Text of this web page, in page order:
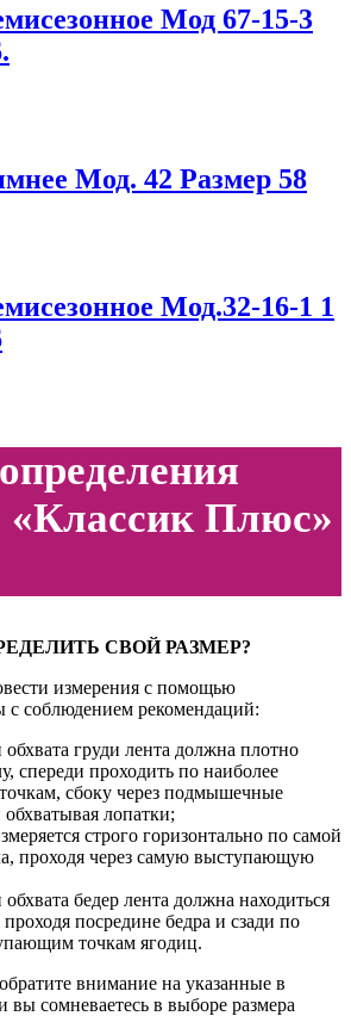
Мод 67-15-3
Мод. 42 Размер 58
Мод.32-16-1 1
«Классик Плюс»
СВОЙ РАЗМЕР?
измерения с помощью
с соблюдением рекомендаций:
груди лента должна плотно
спереди проходить по наиболее
сбоку через подмышечные
лопатки;
строго горизонтально по самой
проходя через самую выступающую
бедер лента должна находиться
посредине бедра и сзади по
точкам ягодиц.
внимание на указанные в
вы сомневаетесь в выборе размера